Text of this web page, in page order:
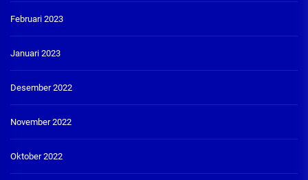
Februari 2023
Januari 2023
Desember 2022
November 2022
Oktober 2022